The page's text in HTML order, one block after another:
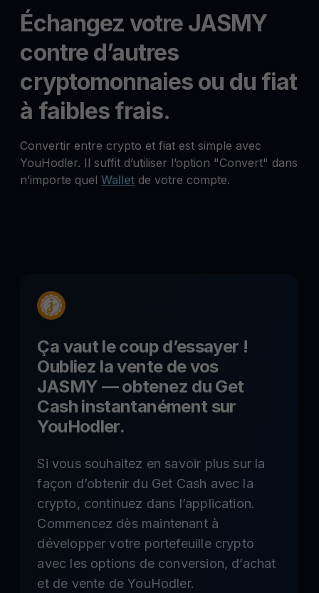
Échangez votre JASMY
contre d’autres
cryptomonnaies ou du fiat
à faibles frais.
Convertir entre crypto et fiat est simple avec
YouHodler. Il suffit d’utiliser l’option "Convert" dans
n’importe quelWallet de votre compte.
Ça vaut le coup d’essayer !
Oubliez la vente de vos
JASMY — obtenez du Get
Cash instantanément sur
YouHodler.
Si vous souhaitez en savoir plus sur la
façon d’obtenir du Get Cash avec la
crypto, continuez dans l’application.
Commencez dès maintenant à
développer votre portefeuille crypto
avec les options de conversion, d’achat
et de vente de YouHodler.